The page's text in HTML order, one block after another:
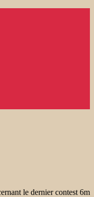
le dernier contest 6m